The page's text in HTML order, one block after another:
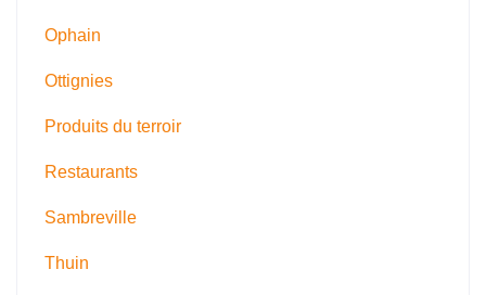
Ophain
Ottignies
Produits du terroir
Restaurants
Sambreville
Thuin